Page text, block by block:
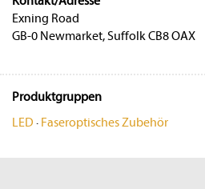
Exning Road
GB-0 Newmarket, Suffolk CB8 OAX
Produktgruppen
LED · Faseroptisches Zubehör